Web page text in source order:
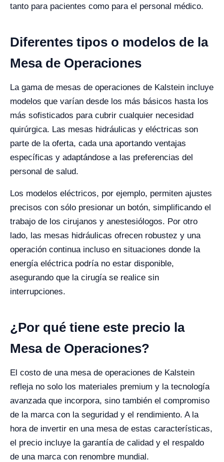
tanto para pacientes como para el personal médico.
Diferentes tipos o modelos de la
Mesa de Operaciones
La gama de mesas de operaciones de Kalstein incluye
modelos que varían desde los más básicos hasta los
más sofisticados para cubrir cualquier necesidad
quirúrgica. Las mesas hidráulicas y eléctricas son
parte de la oferta, cada una aportando ventajas
específicas y adaptándose a las preferencias del
personal de salud.
Los modelos eléctricos, por ejemplo, permiten ajustes
precisos con sólo presionar un botón, simplificando el
trabajo de los cirujanos y anestesiólogos. Por otro
lado, las mesas hidráulicas ofrecen robustez y una
operación continua incluso en situaciones donde la
energía eléctrica podría no estar disponible,
asegurando que la cirugía se realice sin
interrupciones.
¿Por qué tiene este precio la
Mesa de Operaciones?
El costo de una mesa de operaciones de Kalstein
refleja no solo los materiales premium y la tecnología
avanzada que incorpora, sino también el compromiso
de la marca con la seguridad y el rendimiento. A la
hora de invertir en una mesa de estas características,
el precio incluye la garantía de calidad y el respaldo
de una marca con renombre mundial.